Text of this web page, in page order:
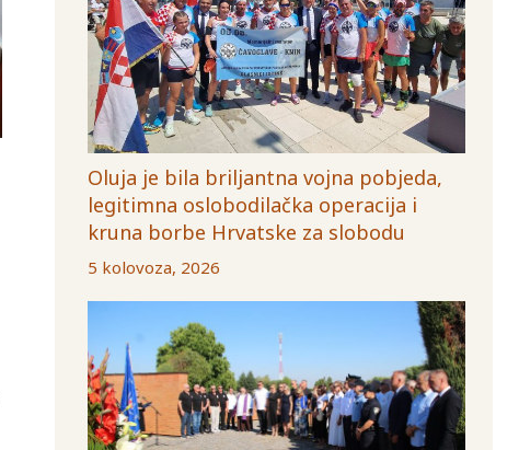
Oluja je bila briljantna vojna pobjeda,
legitimna oslobodilačka operacija i
kruna borbe Hrvatske za slobodu
5 kolovoza, 2026